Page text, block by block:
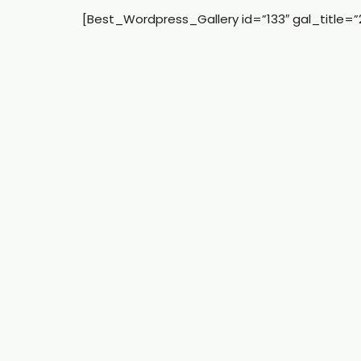
[Best_Wordpress_Gallery id=”133″